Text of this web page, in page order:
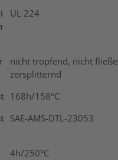
UL 224
nicht tropfend, nicht
zersplitternd
168h/158°C
SAE-AMS-DTL-23053
4h/250°C